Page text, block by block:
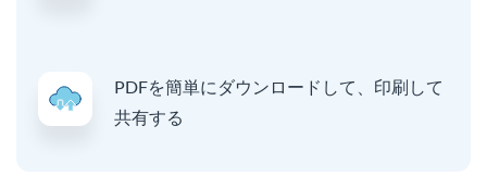
PDFを簡単にダウンロードして、印刷して
共有する